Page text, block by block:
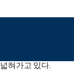
년 로봇융합비
업(창의교육사업,
혀가고 있다.